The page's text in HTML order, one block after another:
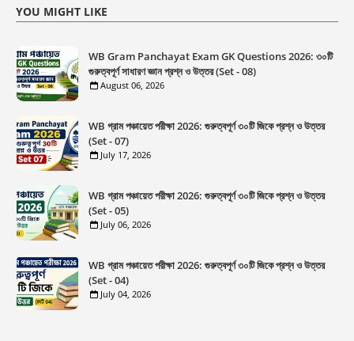
YOU MIGHT LIKE
WB Gram Panchayat Exam GK Questions 2026: ৩০টি
গুরুত্বপূর্ণ সাধারণ জ্ঞান প্রশ্ন ও উত্তর (Set - 08)
August 06, 2026
WB গ্রাম পঞ্চায়েত পরীক্ষা 2026: গুরুত্বপূর্ণ ৩০টি জিকে প্রশ্ন ও উত্তর
(Set - 07)
July 17, 2026
WB গ্রাম পঞ্চায়েত পরীক্ষা 2026: গুরুত্বপূর্ণ ৩০টি জিকে প্রশ্ন ও উত্তর
(Set - 05)
July 06, 2026
WB গ্রাম পঞ্চায়েত পরীক্ষা 2026: গুরুত্বপূর্ণ ৩০টি জিকে প্রশ্ন ও উত্তর
(Set - 04)
July 04, 2026